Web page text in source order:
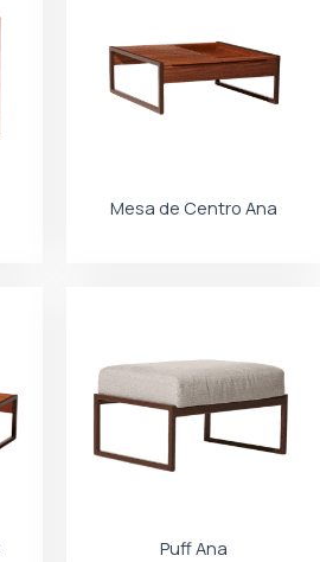
Mesa de Centro Ana
Puff Ana